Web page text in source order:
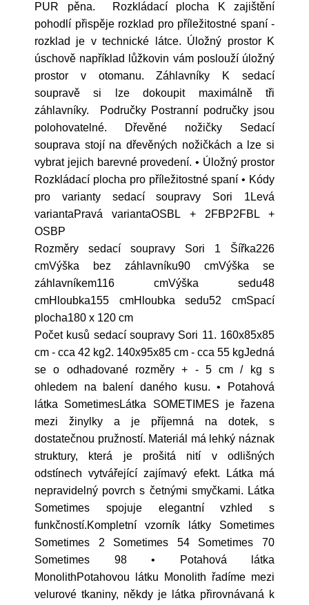
PUR pěna. Rozkládací plocha K zajištění
pohodlí přispěje rozklad pro příležitostné spaní -
rozklad je v technické látce. Úložný prostor K
úschově například lůžkovin vám poslouží úložný
prostor v otomanu. Záhlavníky K sedací
soupravě si lze dokoupit maximálně tři
záhlavníky. Područky Postranní područky jsou
polohovatelné. Dřevěné nožičky Sedací
souprava stojí na dřevěných nožičkách a lze si
vybrat jejich barevné provedení. • Úložný prostor
Rozkládací plocha pro příležitostné spaní • Kódy
pro varianty sedací soupravy Sori 1Levá
variantaPravá variantaOSBL + 2FBP2FBL +
OSBP
Rozměry sedací soupravy Sori 1 Šířka226
cmVýška bez záhlavníku90 cmVýška se
záhlavníkem116 cmVýška sedu48
cmHloubka155 cmHloubka sedu52 cmSpací
plocha180 x 120 cm
Počet kusů sedací soupravy Sori 11. 160x85x85
cm - cca 42 kg2. 140x95x85 cm - cca 55 kgJedná
se o odhadované rozměry + - 5 cm / kg s
ohledem na balení daného kusu. • Potahová
látka SometimesLátka SOMETIMES je řazena
mezi žinylky a je příjemná na dotek, s
dostatečnou pružností. Materiál má lehký náznak
struktury, která je prošitá nití v odlišných
odstínech vytvářející zajímavý efekt. Látka má
nepravidelný povrch s četnými smyčkami. Látka
Sometimes spojuje elegantní vzhled s
funkčností.Kompletní vzorník látky Sometimes
Sometimes 2 Sometimes 54 Sometimes 70
Sometimes 98 • Potahová látka
MonolithPotahovou látku Monolith řadíme mezi
velurové tkaniny, někdy je látka přirovnávaná k